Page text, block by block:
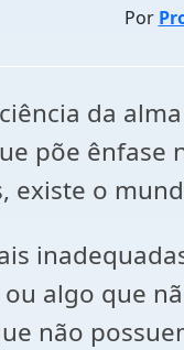
Por
da alma
põe ênfase
o
algo que
não